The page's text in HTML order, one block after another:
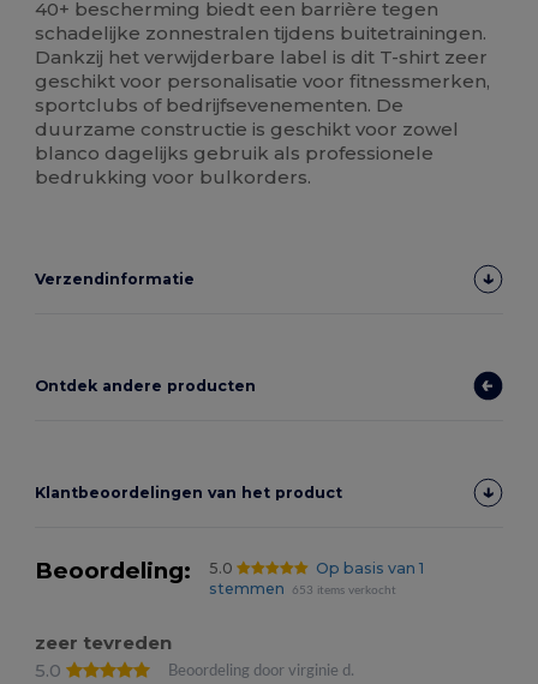
40+ bescherming biedt een barrière tegen
schadelijke zonnestralen tijdens buitetrainingen.
Dankzij het verwijderbare label is dit T-shirt zeer
geschikt voor personalisatie voor fitnessmerken,
sportclubs of bedrijfsevenementen. De
duurzame constructie is geschikt voor zowel
blanco dagelijks gebruik als professionele
bedrukking voor bulkorders.
Verzendinformatie
Ontdek andere producten
Klantbeoordelingen van het product
Beoordeling: 5.0
Op basis van 1
stemmen
653 items verkocht
zeer tevreden
5.0
Beoordeling door virginie d.